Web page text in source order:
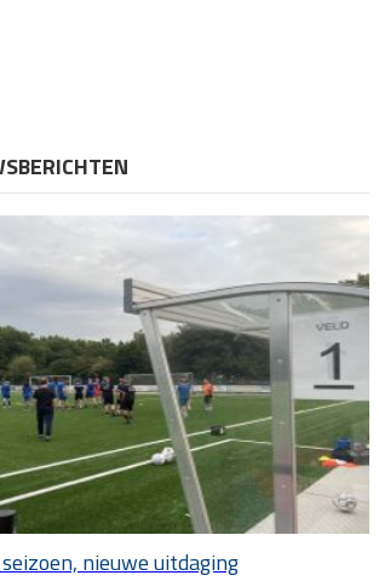
nieuwe uitdaging